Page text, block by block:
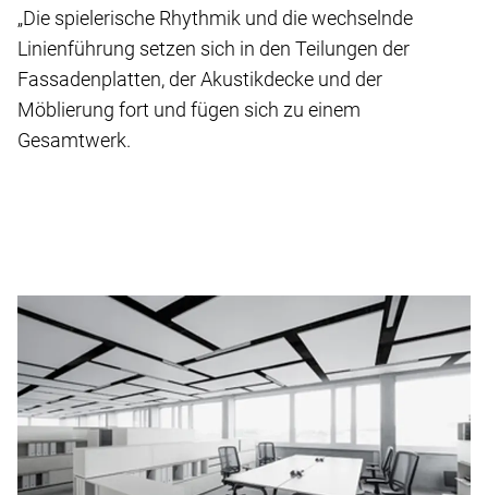
„Die spielerische Rhythmik und die wechselnde
Linienführung setzen sich in den Teilungen der
Fassadenplatten, der Akustikdecke und der
Möblierung fort und fügen sich zu einem
Gesamtwerk.